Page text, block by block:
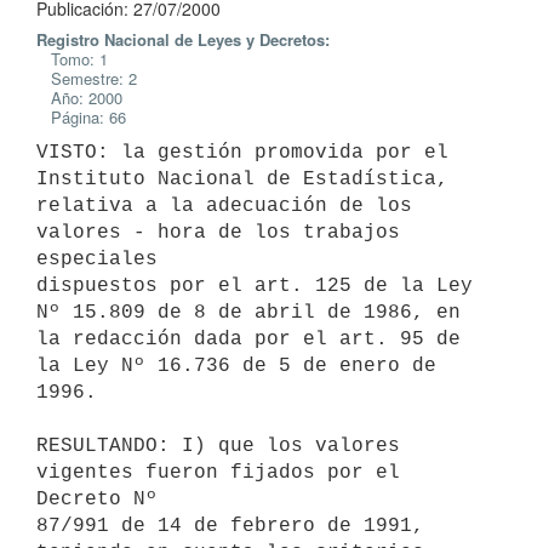
Publicación: 27/07/2000
Registro Nacional de Leyes y Decretos:
Tomo: 1
Semestre: 2
Año: 2000
Página: 66
VISTO: la gestión promovida por el
Instituto Nacional de Estadística,
relativa a la adecuación de los
valores - hora de los trabajos
especiales
dispuestos por el art. 125 de la Ley
Nº 15.809 de 8 de abril de 1986, en
la redacción dada por el art. 95 de
la Ley Nº 16.736 de 5 de enero de
1996.
RESULTANDO: I) que los valores
vigentes fueron fijados por el
Decreto Nº
87/991 de 14 de febrero de 1991,